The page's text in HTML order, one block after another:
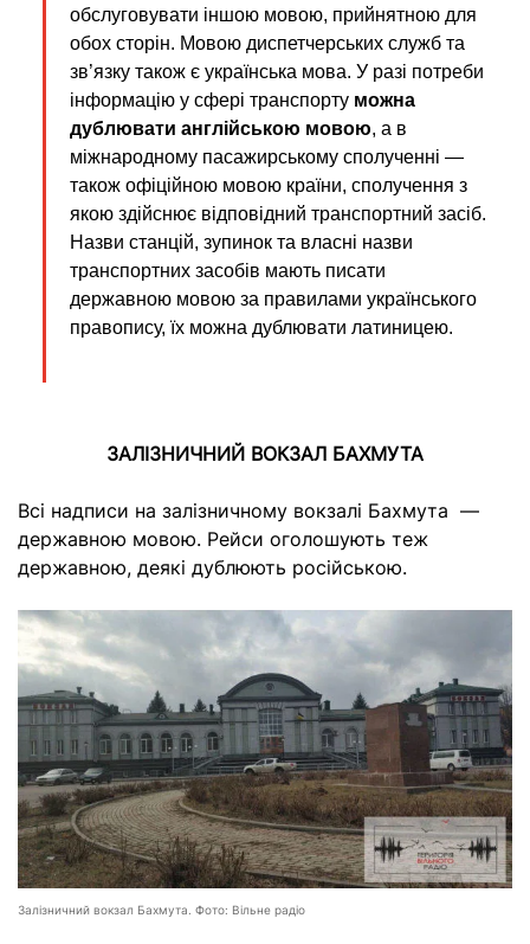
обслуговувати іншою мовою, прийнятною для
обох сторін. Мовою диспетчерських служб та
зв’язку також є українська мова. У разі потреби
інформацію у сфері транспорту можна
дублювати англійською мовою, а в
міжнародному пасажирському сполученні —
також офіційною мовою країни, сполучення з
якою здійснює відповідний транспортний засіб.
Назви станцій, зупинок та власні назви
транспортних засобів мають писати
державною мовою за правилами українського
правопису, їх можна дублювати латиницею.
ЗАЛІЗНИЧНИЙ ВОКЗАЛ БАХМУТА
Всі надписи на залізничному вокзалі Бахмута —
державною мовою. Рейси оголошують теж
державною, деякі дублюють російською.
Залізничний вокзал Бахмута. Фото: Вільне радіо